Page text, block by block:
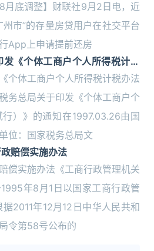
月底调整】财联社9月2日电，近
州市”的存量房贷用户在社交平台
App上申请提前还房
发《个体工商户个人所得税计税
个体工商户个人所得税计税办法
务总局关于印发《个体工商户个
）》的通知在1997.03.26由国
位：国家税务总局文
赔偿实施办法
偿实施办法《工商行政管理机关
年8月1日以国家工商行政管
2011年12月12日中华人民共和
令第58号公布的